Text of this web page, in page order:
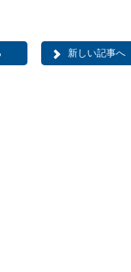
新しい記事へ